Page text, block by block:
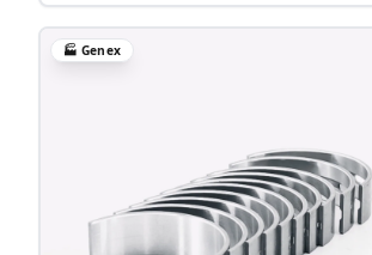
🏭Genex